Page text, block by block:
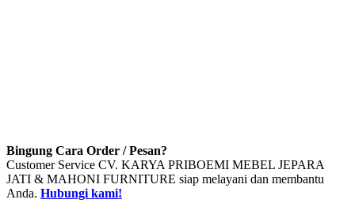
Bingung Cara Order / Pesan?
Customer Service CV. KARYA PRIBOEMI MEBEL JEPARA
JATI & MAHONI FURNITURE siap melayani dan membantu
Anda. Hubungi kami!